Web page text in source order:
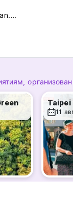
для чтения для
и
из разных
персонал.
11